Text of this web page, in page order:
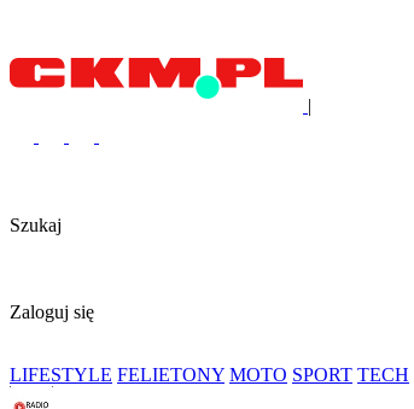
|
Szukaj
Zaloguj się
LIFESTYLE FELIETONY MOTO SPORT TECH